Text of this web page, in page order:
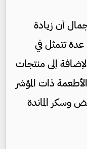
أن زيادة
عدة تتمثل في
إلى منتجات
ذات المؤشر
وسكر المائدة